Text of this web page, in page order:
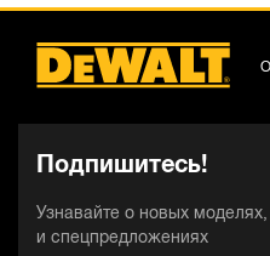
Подпишитесь!
Узнавайте о новых моделях,
и спецпредложениях